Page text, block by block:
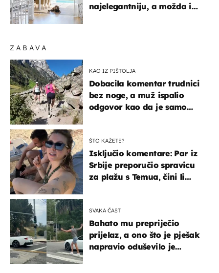
ZABAVA
KAO IZ PIŠTOLJA
Dobacila komentar trudnici
bez noge, a muž ispalio
odgovor kao da je samo
ŠTO KAŽETE?
Isključio komentare: Par iz
Srbije preporučio spravicu
za plažu s Temua, čini li
SVAKA ČAST
Bahato mu prepriječio
prijelaz, a ono što je pješak
napravio oduševilo je
najelegantniju, a možda i